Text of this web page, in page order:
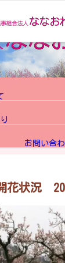
お問い合
花状況